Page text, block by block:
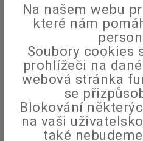
Na našem webu
které nám
Soubory cookies
prohlížeči na
webová stránka
se
Blokování
na vaši
také